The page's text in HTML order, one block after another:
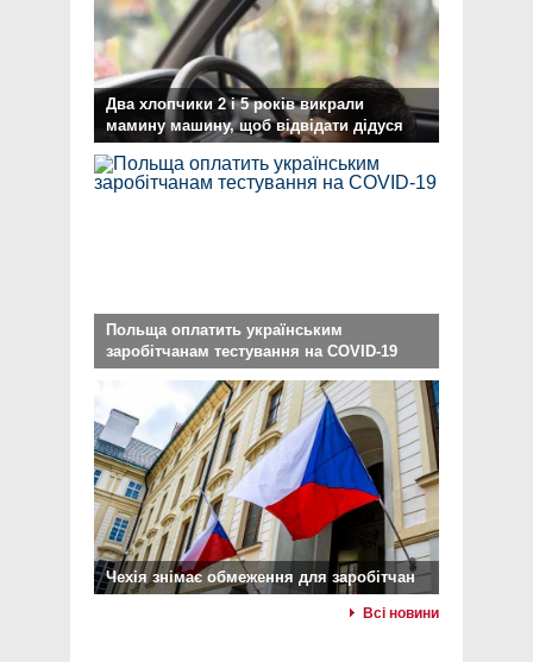
Два хлопчики 2 і 5 років викрали
мамину машину, щоб відвідати дідуся
Польща оплатить українським
заробітчанам тестування на COVID-19
Чехія знімає обмеження для заробітчан
Всі новини